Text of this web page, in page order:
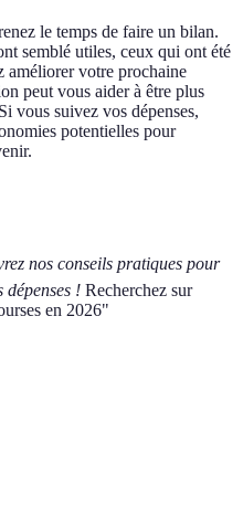
le temps de faire un bilan.
semblé utiles, ceux qui ont été
améliorer votre prochaine
peut vous aider à être plus
vous suivez vos dépenses,
potentielles pour
nos conseils pratiques pour
dépenses ! Recherchez sur
en 2026"